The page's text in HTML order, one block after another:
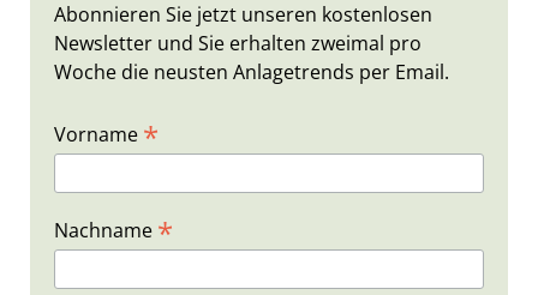
Abonnieren Sie jetzt unseren kostenlosen
Newsletter und Sie erhalten zweimal pro
Woche die neusten Anlagetrends per Email.
Vorname *
Nachname *